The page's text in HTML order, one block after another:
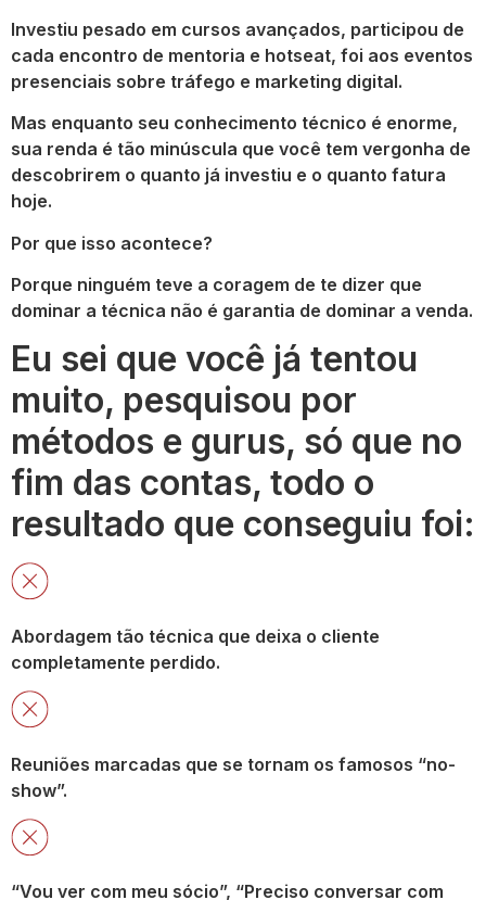
Investiu pesado em cursos avançados, participou de
cada encontro de mentoria e hotseat, foi aos eventos
presenciais sobre tráfego e marketing digital.
Mas enquanto seu conhecimento técnico é enorme,
sua renda é tão minúscula que você tem vergonha de
descobrirem o quanto já investiu e o quanto fatura
hoje.
Por que isso acontece?
Porque ninguém teve a coragem de te dizer que
dominar a técnica não é garantia de dominar a venda.
Eu sei que você já tentou
muito, pesquisou por
métodos e gurus, só que no
fim das contas, todo o
resultado que conseguiu foi:
Abordagem tão técnica que deixa o cliente
completamente perdido.
Reuniões marcadas que se tornam os famosos “no-
show”.
“Vou ver com meu sócio”, “Preciso conversar com